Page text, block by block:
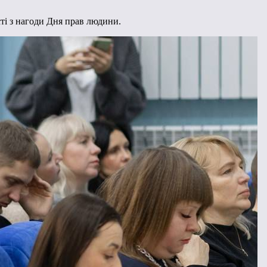
з нагоди Дня прав людини.